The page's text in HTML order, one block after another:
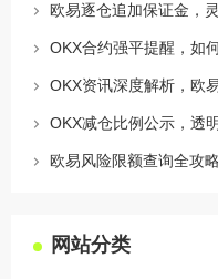
欧易逐仓追加保证金，
OKX资讯深度解析，欧
网站分类